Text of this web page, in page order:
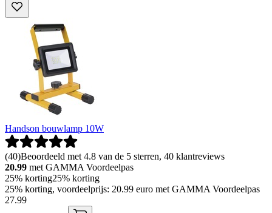
Handson bouwlamp 10W
(40)Beoordeeld met 4.8 van de 5 sterren, 40 klantreviews
20.99 met GAMMA Voordeelpas
25% korting25% korting
25% korting, voordeelprijs: 20.99 euro met GAMMA Voordeelpas
27.99